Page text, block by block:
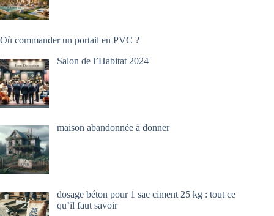
Où commander un portail en PVC ?
Salon de l’Habitat 2024
maison abandonnée à donner
dosage béton pour 1 sac ciment 25 kg : tout ce
qu’il faut savoir